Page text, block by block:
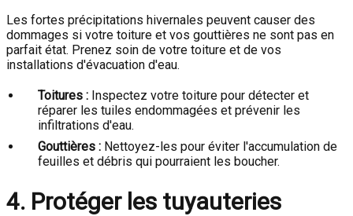
Les fortes précipitations hivernales peuvent causer des
dommages si votre toiture et vos gouttières ne sont pas en
parfait état. Prenez soin de votre toiture et de vos
installations d'évacuation d'eau.
Toitures : Inspectez votre toiture pour détecter et
réparer les tuiles endommagées et prévenir les
infiltrations d'eau.
Gouttières : Nettoyez-les pour éviter l'accumulation de
feuilles et débris qui pourraient les boucher.
4. Protéger les tuyauteries